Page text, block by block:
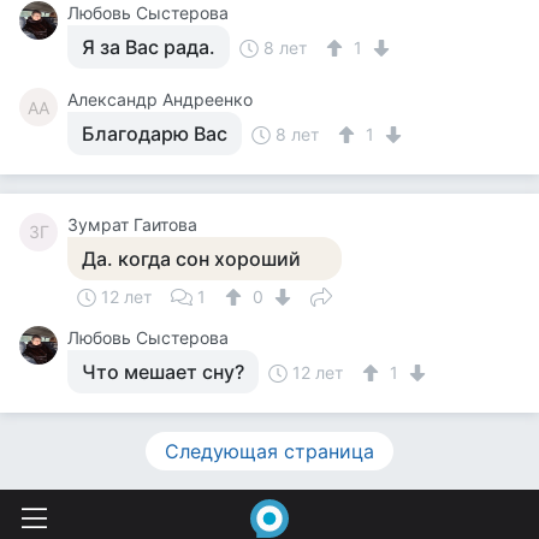
Любовь Сыстерова
Я за Вас рада. 8 лет 1
АА Александр Андреенко
Благодарю Вас 8 лет 1
ЗГ Зумрат Гаитова
Да. когда сон хороший
12 лет 1
0
Любовь Сыстерова
Что мешает сну? 12 лет 1
Следующая страница